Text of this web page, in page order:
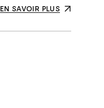
EN SAVOIR PLUS